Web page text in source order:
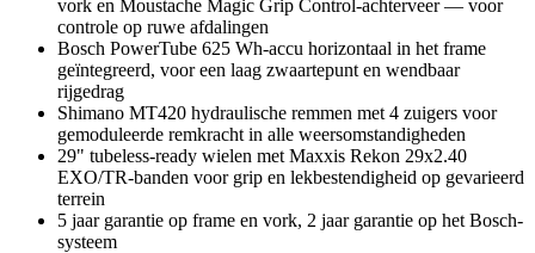
vork en Moustache Magic Grip Control-achterveer — voor
controle op ruwe afdalingen
Bosch PowerTube 625 Wh-accu horizontaal in het frame
geïntegreerd, voor een laag zwaartepunt en wendbaar
rijgedrag
Shimano MT420 hydraulische remmen met 4 zuigers voor
gemoduleerde remkracht in alle weersomstandigheden
29" tubeless-ready wielen met Maxxis Rekon 29x2.40
EXO/TR-banden voor grip en lekbestendigheid op gevarieerd
terrein
5 jaar garantie op frame en vork, 2 jaar garantie op het Bosch-
systeem